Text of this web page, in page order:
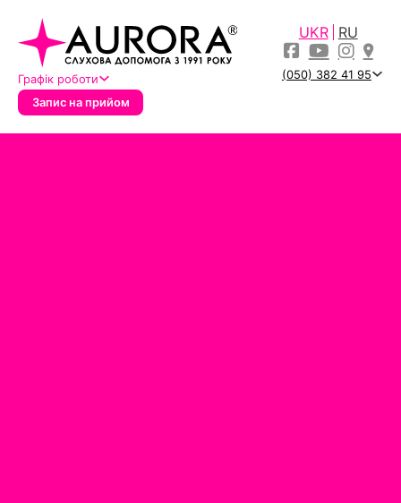
UKR RU
Графік роботи
(050) 382 41 95
Запис на прийом